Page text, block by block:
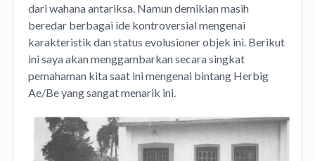
dari wahana antariksa. Namun demikian masih
beredar berbagai ide kontroversial mengenai
karakteristik dan status evolusioner objek ini. Berikut
ini saya akan menggambarkan secara singkat
pemahaman kita saat ini mengenai bintang Herbig
Ae/Be yang sangat menarik ini.